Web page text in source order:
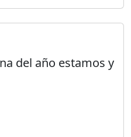
del año estamos y